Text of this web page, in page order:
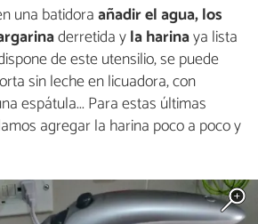
una batidoraañadir el agua, los
derretida yla harinaya lista
de este utensilio, se puede
sin leche en licuadora, con
espátula... Para estas últimas
agregar la harina poco a poco y